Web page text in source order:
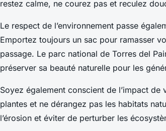
restez calme, ne courez pas et reculez
Le respect de l’environnement passe
Emportez toujours un sac pour ramasser
passage. Le parc national de Torres del
préserver sa beauté naturelle pour les
Soyez également conscient de l’impact
plantes et ne dérangez pas les habitats
l’érosion et éviter de perturber les